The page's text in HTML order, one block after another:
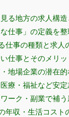
る地方の求人構
仕事」の定義を整
仕事の種類と求人
仕事とそのメリ
地場企業の潜在的
療・福祉など安
ーク・副業で補
年収・生活コスト